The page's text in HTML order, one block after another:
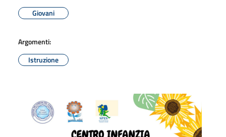
Giovani
Argomenti:
Istruzione